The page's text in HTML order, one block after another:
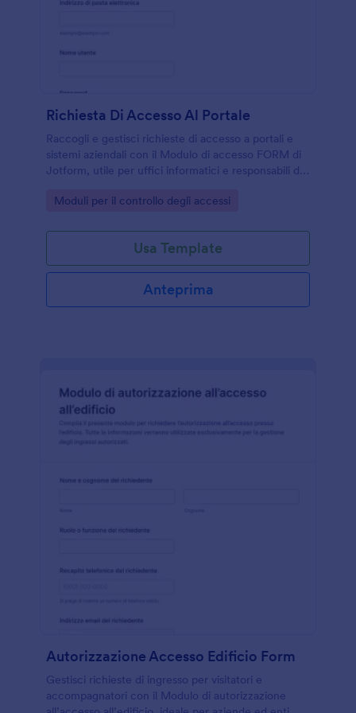
Richiesta Di Accesso Al Portale
Raccogli e gestisci richieste di accesso a portali e
sistemi aziendali con il Modulo di accesso FORM di
Jotform, utile per uffici informatici e responsabili di
risposte.
Go to Category:
Moduli per il controllo degli accessi
Usa Template
Anteprima
Autorizzazione Accesso Edificio Form
Gestisci richieste di ingresso per visitatori e
accompagnatori con il Modulo di autorizzazione